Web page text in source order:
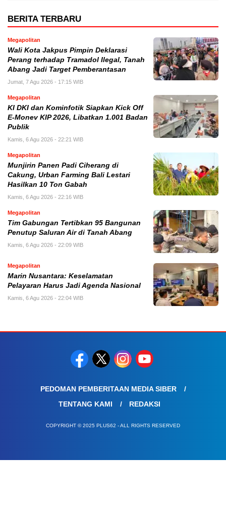
BERITA TERBARU
Megapolitan
Wali Kota Jakpus Pimpin Deklarasi
Perang terhadap Tramadol Ilegal, Tanah
Abang Jadi Target Pemberantasan
Jumat, 7 Agu 2026 - 17:15 WIB
Megapolitan
KI DKI dan Kominfotik Siapkan Kick Off
E-Monev KIP 2026, Libatkan 1.001 Badan
Publik
Kamis, 6 Agu 2026 - 22:21 WIB
Megapolitan
Munjirin Panen Padi Ciherang di
Cakung, Urban Farming Bali Lestari
Hasilkan 10 Ton Gabah
Kamis, 6 Agu 2026 - 22:16 WIB
Megapolitan
Tim Gabungan Tertibkan 95 Bangunan
Penutup Saluran Air di Tanah Abang
Kamis, 6 Agu 2026 - 22:09 WIB
Megapolitan
Marin Nusantara: Keselamatan
Pelayaran Harus Jadi Agenda Nasional
Kamis, 6 Agu 2026 - 22:04 WIB
PEDOMAN PEMBERITAAN MEDIA SIBER
TENTANG KAMI
REDAKSI
COPYRIGHT © 2025 PLUS62 - ALL RIGHTS RESERVED